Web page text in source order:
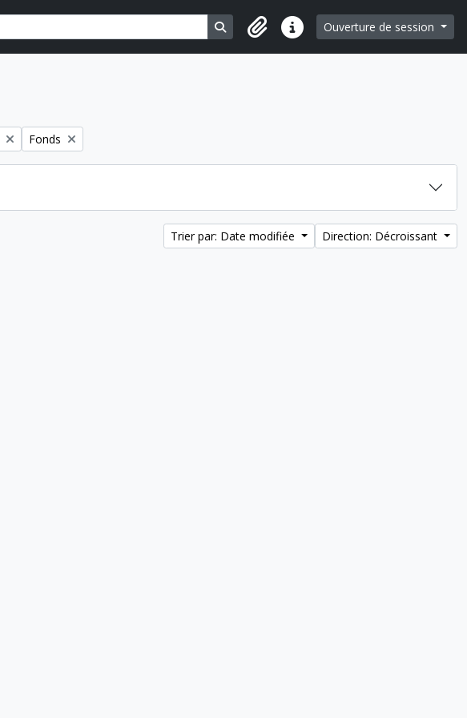
Search in browse page
Liens rapidesOuverture de session
Remove filter:
Fonds
Trier par: Date modifiée Direction: Décroissant